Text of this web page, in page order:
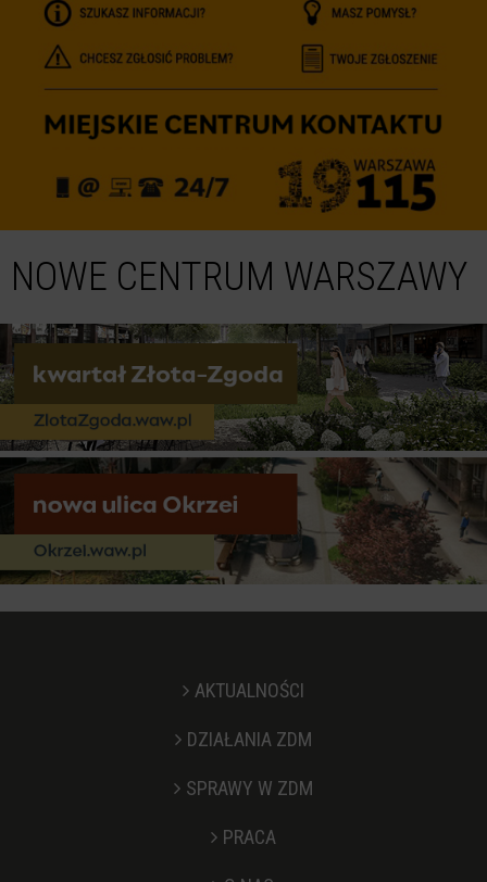
NOWE CENTRUM WARSZAWY
AKTUALNOŚCI
DZIAŁANIA ZDM
SPRAWY W ZDM
PRACA